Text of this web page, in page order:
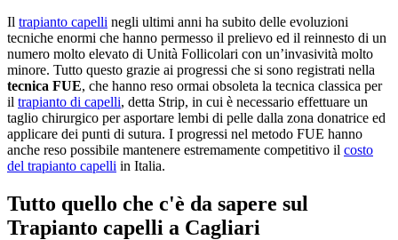
Il trapianto capelli negli ultimi anni ha subito delle evoluzioni
tecniche enormi che hanno permesso il prelievo ed il reinnesto di un
numero molto elevato di Unità Follicolari con un’invasività molto
minore. Tutto questo grazie ai progressi che si sono registrati nella
tecnica FUE, che hanno reso ormai obsoleta la tecnica classica per
il trapianto di capelli, detta Strip, in cui è necessario effettuare un
taglio chirurgico per asportare lembi di pelle dalla zona donatrice ed
applicare dei punti di sutura. I progressi nel metodo FUE hanno
anche reso possibile mantenere estremamente competitivo il costo
del trapianto capelli in Italia.
Tutto quello che c'è da sapere sul
Trapianto capelli a Cagliari